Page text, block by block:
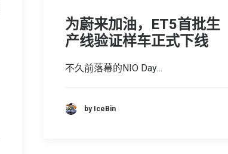
为蔚来加油，ET5首批生
产线验证样车正式下线
不久前落幕的NIO Day…
by IceBin